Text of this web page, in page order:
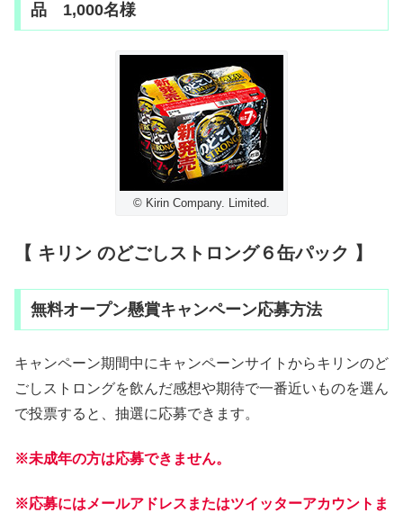
品 1,000名様
© Kirin Company. Limited.
【 キリン のどごしストロング６缶パック 】
無料オープン懸賞キャンペーン応募方法
キャンペーン期間中にキャンペーンサイトからキリンのど
ごしストロングを飲んだ感想や期待で一番近いものを選ん
で投票すると、抽選に応募できます。
※未成年の方は応募できません。
※応募にはメールアドレスまたはツイッターアカウントま